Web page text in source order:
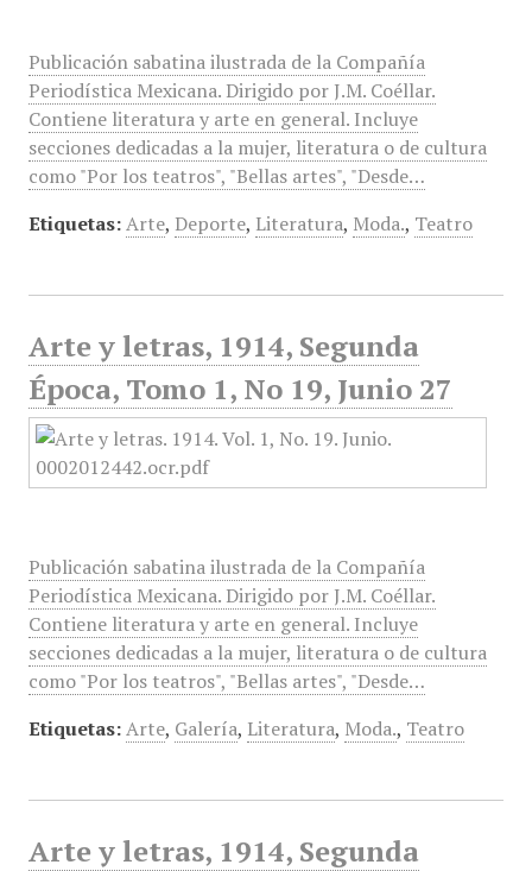
Publicación sabatina ilustrada de la Compañía
Periodística Mexicana. Dirigido por J.M. Coéllar.
Contiene literatura y arte en general. Incluye
secciones dedicadas a la mujer, literatura o de cultura
como "Por los teatros", "Bellas artes", "Desde…
Etiquetas: Arte, Deporte, Literatura, Moda., Teatro
Arte y letras, 1914, Segunda
Época, Tomo 1, No 19, Junio 27
Publicación sabatina ilustrada de la Compañía
Periodística Mexicana. Dirigido por J.M. Coéllar.
Contiene literatura y arte en general. Incluye
secciones dedicadas a la mujer, literatura o de cultura
como "Por los teatros", "Bellas artes", "Desde…
Etiquetas: Arte, Galería, Literatura, Moda., Teatro
Arte y letras, 1914, Segunda